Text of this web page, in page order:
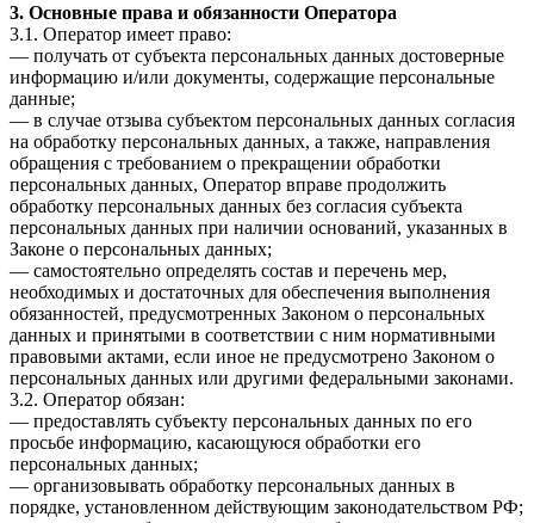
3. Основные права и обязанности Оператора
3.1. Оператор имеет право:
— получать от субъекта персональных данных достоверные
информацию и/или документы, содержащие персональные
данные;
— в случае отзыва субъектом персональных данных согласия
на обработку персональных данных, а также, направления
обращения с требованием о прекращении обработки
персональных данных, Оператор вправе продолжить
обработку персональных данных без согласия субъекта
персональных данных при наличии оснований, указанных в
Законе о персональных данных;
— самостоятельно определять состав и перечень мер,
необходимых и достаточных для обеспечения выполнения
обязанностей, предусмотренных Законом о персональных
данных и принятыми в соответствии с ним нормативными
правовыми актами, если иное не предусмотрено Законом о
персональных данных или другими федеральными законами.
3.2. Оператор обязан:
— предоставлять субъекту персональных данных по его
просьбе информацию, касающуюся обработки его
персональных данных;
— организовывать обработку персональных данных в
порядке, установленном действующим законодательством РФ;